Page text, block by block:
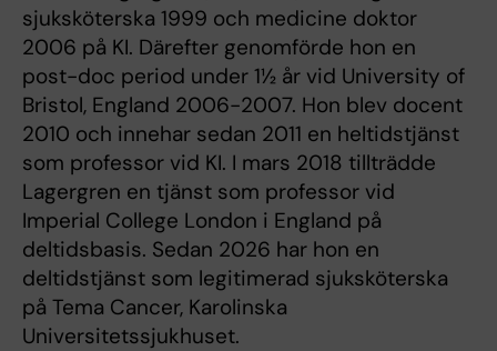
sjuksköterska 1999 och medicine doktor
2006 på KI. Därefter genomförde hon en
post-doc period under 1½ år vid University of
Bristol, England 2006-2007. Hon blev docent
2010 och innehar sedan 2011 en heltidstjänst
som professor vid KI. I mars 2018 tillträdde
Lagergren en tjänst som professor vid
Imperial College London i England på
deltidsbasis. Sedan 2026 har hon en
deltidstjänst som legitimerad sjuksköterska
på Tema Cancer, Karolinska
Universitetssjukhuset.